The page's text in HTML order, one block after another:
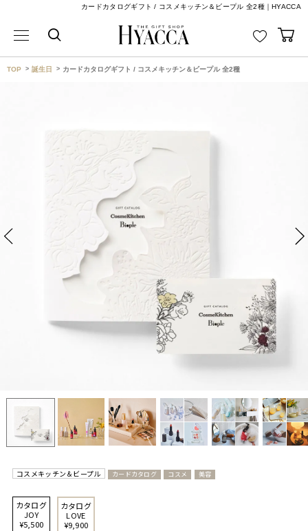
カードカタログギフト / コスメキッチン＆ビープル 全2種｜HYACCA
TOP 誕生日 カードカタログギフト / コスメキッチン＆ビープル 全2種
コスメキッチン＆ビープル カードカタログ コスメ 美容
カタログ
JOY
¥5,500
カタログ
LOVE
¥9,900